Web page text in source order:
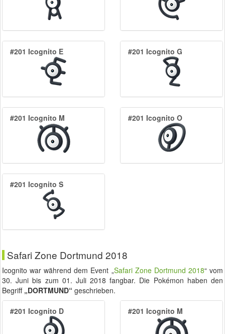
#201 Icognito E #201 Icognito G
#201 Icognito M #201 Icognito O
#201 Icognito S
Safari Zone Dortmund 2018
Icognito war während dem Event „Safari Zone Dortmund 2018“ vom
30. Juni bis zum 01. Juli 2018 fangbar. Die Pokémon haben den
Begriff „DORTMUND“ geschrieben.
#201 Icognito D #201 Icognito M